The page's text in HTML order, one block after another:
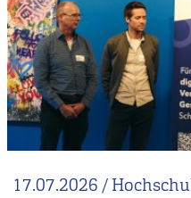
17.07.2026 /